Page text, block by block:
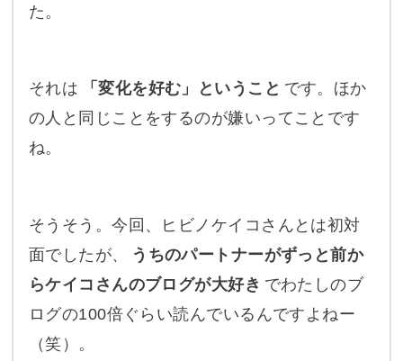
た。
それは 「変化を好む」ということ です。ほか
の人と同じことをするのが嫌いってことです
ね。
そうそう。今回、ヒビノケイコさんとは初対
面でしたが、
うちのパートナーがずっと前か
らケイコさんのブログが大好き でわたしのブ
ログの100倍ぐらい読んでいるんですよねー
（笑）。